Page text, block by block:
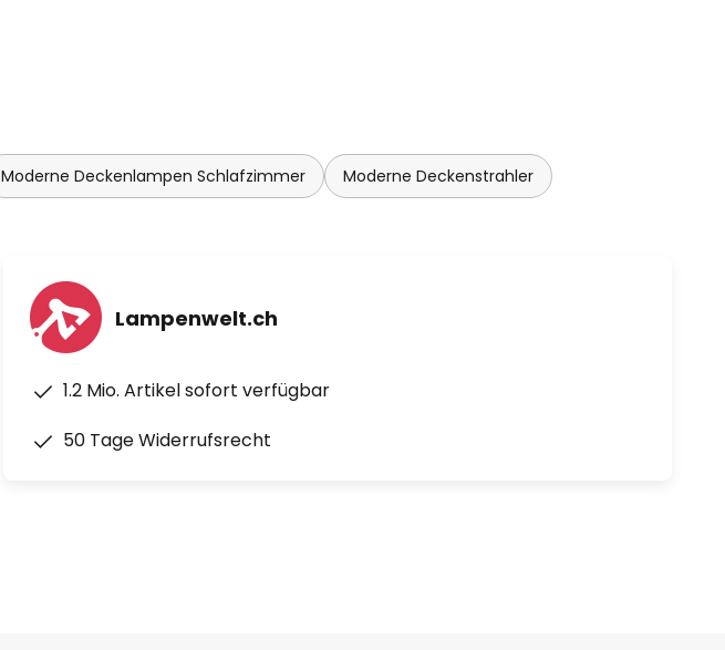
Moderne Deckenlampen Schlafzimmer Moderne Deckenstrahler
Lampenwelt.ch
1.2 Mio. Artikel sofort verfügbar
50 Tage Widerrufsrecht